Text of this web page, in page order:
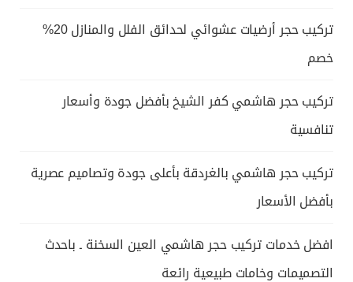
تركيب حجر أرضيات عشوائي لحدائق الفلل والمنازل 20%
خصم
تركيب حجر هاشمي كفر الشيخ بأفضل جودة وأسعار
تنافسية
تركيب حجر هاشمي بالغردقة بأعلى جودة وتصاميم عصرية
بأفضل الأسعار
افضل خدمات تركيب حجر هاشمي العين السخنة ـ باحدث
التصميمات وخامات طبيعية رائعة